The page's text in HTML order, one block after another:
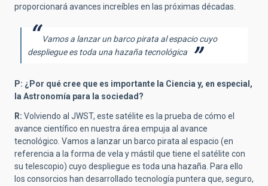
proporcionará avances increíbles en las próximas décadas.
Vamos a lanzar un barco pirata al espacio cuyo
despliegue es toda una hazaña tecnológica
P: ¿Por qué cree que es importante la Ciencia y, en especial,
la Astronomía para la sociedad?
R: Volviendo al JWST, este satélite es la prueba de cómo el
avance científico en nuestra área empuja al avance
tecnológico. Vamos a lanzar un barco pirata al espacio (en
referencia a la forma de vela y mástil que tiene el satélite con
su telescopio) cuyo despliegue es toda una hazaña. Para ello
los consorcios han desarrollado tecnología puntera que, seguro,